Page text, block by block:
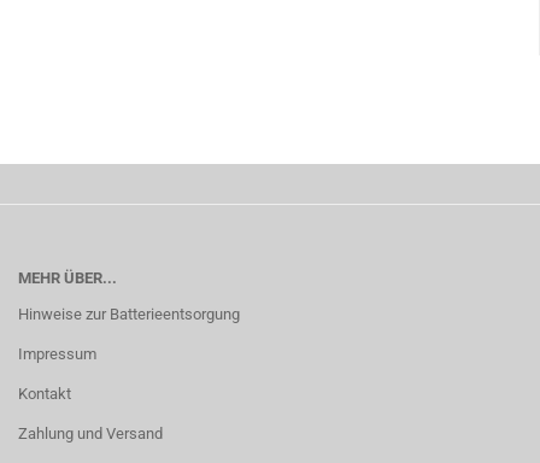
MEHR ÜBER...
Hinweise zur Batterieentsorgung
Impressum
Kontakt
Zahlung und Versand